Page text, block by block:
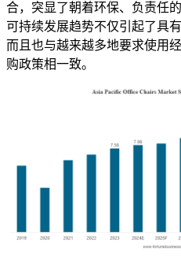
合，突显了朝着环保、负责任
可持续发展趋势不仅引起了具
而且也与越来越多地要求使用
购政策相一致。